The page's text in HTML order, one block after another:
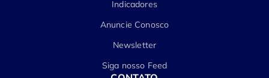
Indicadores
Anuncie Conosco
Newsletter
Siga nosso Feed